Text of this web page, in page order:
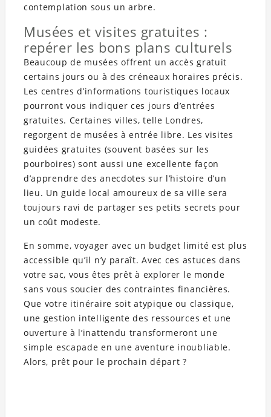
contemplation sous un arbre.
Musées et visites gratuites :
repérer les bons plans culturels
Beaucoup de musées offrent un accès gratuit
certains jours ou à des créneaux horaires précis.
Les centres d’informations touristiques locaux
pourront vous indiquer ces jours d’entrées
gratuites. Certaines villes, telle Londres,
regorgent de musées à entrée libre. Les visites
guidées gratuites (souvent basées sur les
pourboires) sont aussi une excellente façon
d’apprendre des anecdotes sur l’histoire d’un
lieu. Un guide local amoureux de sa ville sera
toujours ravi de partager ses petits secrets pour
un coût modeste.
En somme, voyager avec un budget limité est plus
accessible qu’il n’y paraît. Avec ces astuces dans
votre sac, vous êtes prêt à explorer le monde
sans vous soucier des contraintes financières.
Que votre itinéraire soit atypique ou classique,
une gestion intelligente des ressources et une
ouverture à l’inattendu transformeront une
simple escapade en une aventure inoubliable.
Alors, prêt pour le prochain départ ?